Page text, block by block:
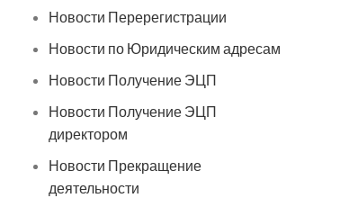
Новости Перерегистрации
Новости по Юридическим адресам
Новости Получение ЭЦП
Новости Получение ЭЦП
директором
Новости Прекращение
деятельности